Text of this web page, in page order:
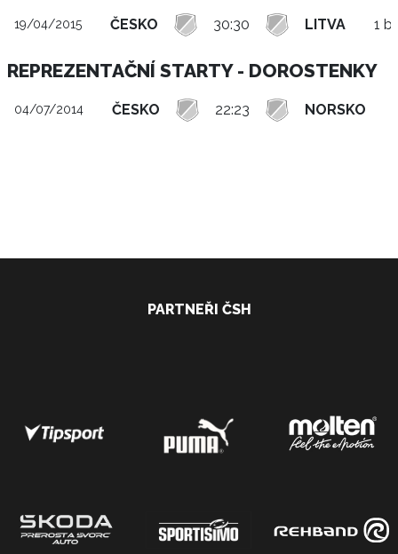
19/04/2015 ČESKO 30:30 LITVA 1
REPREZENTAČNÍ STARTY - DOROSTENKY
04/07/2014 ČESKO 22:23 NORSKO
PARTNEŘI ČSH